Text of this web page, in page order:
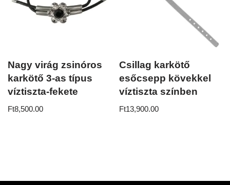
Nagy virág zsinóros
karkötő 3-as típus
víztiszta-fekete
Ft8,500.00
Csillag karkötő
esőcsepp kövekkel
víztiszta színben
Ft13,900.00